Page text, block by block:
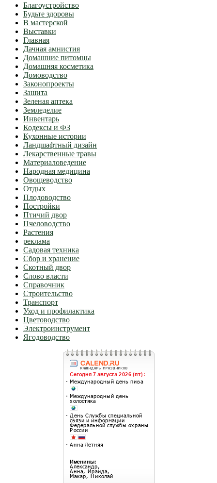
Благоустройство
Будьте здоровы
В мастерской
Выставки
Главная
Дачная амнистия
Домашние питомцы
Домашняя косметика
Домоводство
Законопроекты
Защита
Зеленая аптека
Земледелие
Инвентарь
Кодексы и ФЗ
Кухонные истории
Ландшафтный дизайн
Лекарственные травы
Материаловедение
Народная медицина
Овощеводство
Отдых
Плодоводство
Постройки
Птичий двор
Пчеловодство
Растения
реклама
Садовая техника
Сбор и хранение
Скотный двор
Слово власти
Справочник
Строительство
Транспорт
Уход и профилактика
Цветоводство
Электроинструмент
Ягодоводство